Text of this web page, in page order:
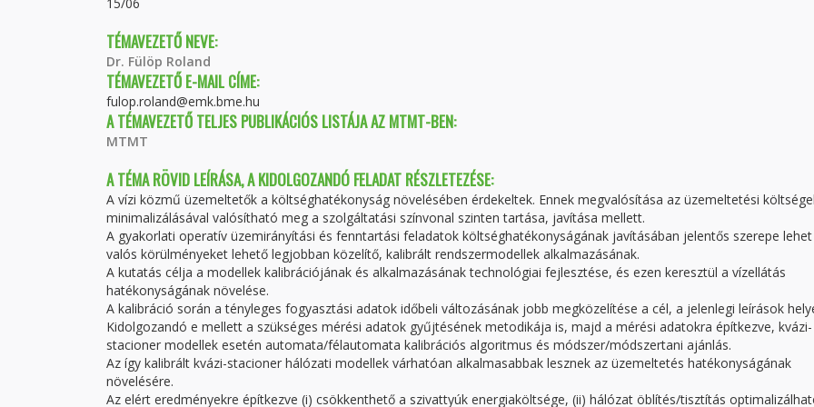
TÉMAVEZETŐ NEVE:
Dr. Fülöp Roland
TÉMAVEZETŐ E-MAIL CÍME:
fulop.roland@emk.bme.hu
A TÉMAVEZETŐ TELJES PUBLIKÁCIÓS LISTÁJA AZ MTMT-BEN:
MTMT
A TÉMA RÖVID LEÍRÁSA, A KIDOLGOZANDÓ FELADAT RÉSZLETEZÉSE:
A vízi közmű üzemeltetők a költséghatékonyság növelésében érdekeltek. Ennek megvalósítása az üzemeltetési
minimalizálásával valósítható meg a szolgáltatási színvonal szinten tartása, javítása mellett.
A gyakorlati operatív üzemirányítási és fenntartási feladatok költséghatékonyságának javításában jelentős szerepe lehet
valós körülményeket lehető legjobban közelítő, kalibrált rendszermodellek alkalmazásának.
A kutatás célja a modellek kalibrációjának és alkalmazásának technológiai fejlesztése, és ezen keresztül a vízellátás
hatékonyságának növelése.
A kalibráció során a tényleges fogyasztási adatok időbeli változásának jobb megközelítése a cél, a jelenlegi leírások
Kidolgozandó e mellett a szükséges mérési adatok gyűjtésének metodikája is, majd a mérési adatokra építkezve, kvázi-
stacioner modellek esetén automata/félautomata kalibrációs algoritmus és módszer/módszertani ajánlás.
Az így kalibrált kvázi-stacioner hálózati modellek várhatóan alkalmasabbak lesznek az üzemeltetés hatékonyságának
növelésére.
Az elért eredményekre építkezve (i) csökkenthető a szivattyúk energiaköltsége, (ii) hálózat öblítés/tisztítás